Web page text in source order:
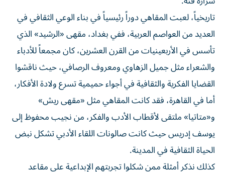
تاريخياً، لعبت المقاهي دوراً رئيسياً في بناء الوعي الثقافي في
العديد من العواصم العربية، ففي بغداد، مقهى «الرشيد» الذي
تأسس في الأربعينيات من القرن العشرين، كان مجمعاً للأدباء
والشعراء مثل جميل الزهاوي ومعروف الرصافي، حيث ناقشوا
القضايا الفكرية والثقافية في أجواء حميمية تسرع ولادة الأفكار،
أما في القاهرة، فقد كانت المقاهي مثل «مقهى ريش»
و«متاتيا» ملتقى لأقطاب الأدب والفكر، من نجيب محفوظ إلى
يوسف إدريس حيث كانت صالونات اللقاء الأدبي تشكل نبض
الحياة الثقافية في المدينة.
كذلك نذكر أمثلة ممن شكلوا تجربتهم الإبداعية على مقاعد